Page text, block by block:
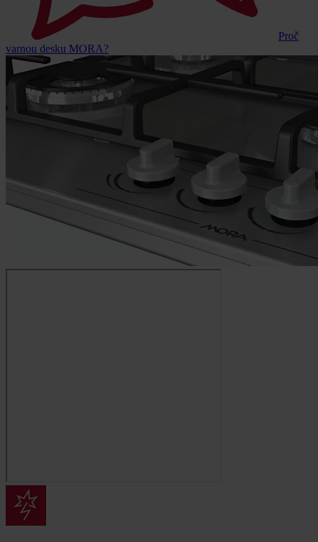
Proč
varnou desku MORA?